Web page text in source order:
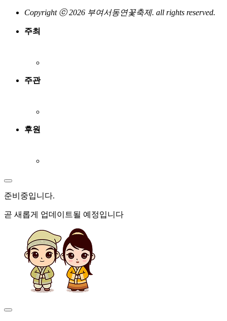
Copyright ⓒ 2026 부여서동연꽃축제. all rights reserved.
주최
주관
후원
준비중입니다.
곧 새롭게 업데이트될 예정입니다